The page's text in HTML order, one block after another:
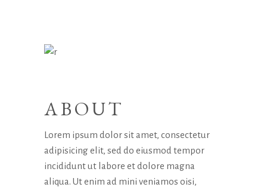
ABOUT
Lorem ipsum dolor sit amet, consectetur
adipisicing elit, sed do eiusmod tempor
incididunt ut labore et dolore magna
aliqua. Ut enim ad mini veniamos oisi,